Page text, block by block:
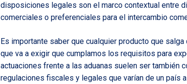
disposiciones legales son el marco contextual entre
comerciales o preferenciales para el intercambio
Es importante saber que cualquier producto que
que va a exigir que cumplamos los requisitos para
actuaciones frente a las aduanas suelen ser también
regulaciones fiscales y legales que varían de un país